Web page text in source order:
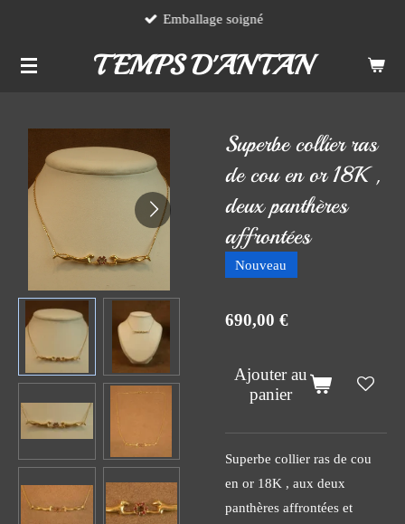
contenu
TEMPS D'ANTAN
Emballage soigné
Superbe collier ras
de cou en or 18K ,
deux panthères
affrontées
Nouveau
690,00 €
Ajouter au
panier
Superbe collier ras de cou
en or 18K , aux deux
panthères affrontées et